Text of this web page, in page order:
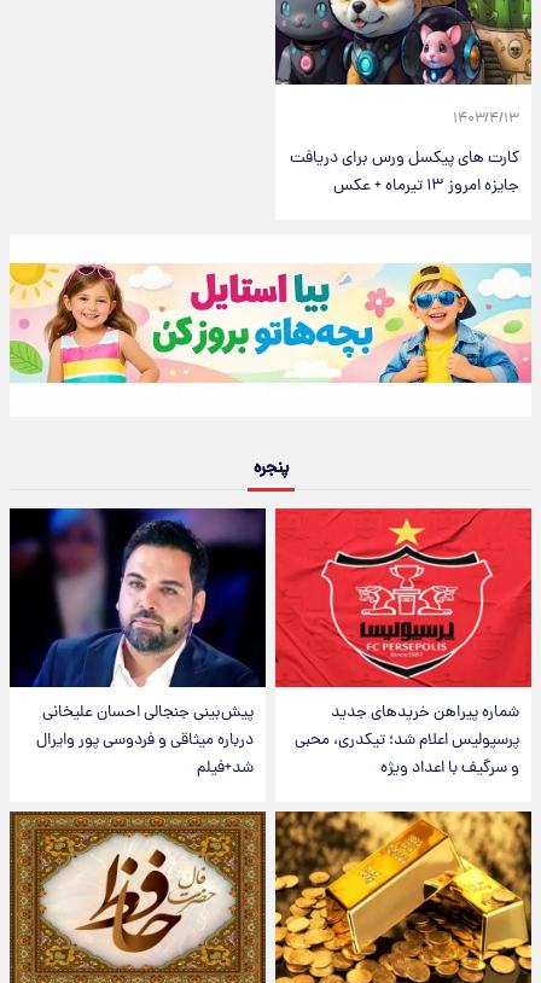
۱۴۰۳/۴/۱۳
کارت های پیکسل ورس برای دریافت
جایزه امروز ۱۳ تیرماه + عکس
پنجره
شماره پیراهن خریدهای جدید
پرسپولیس اعلام شد؛ تیکدری، محبی
و سرگیف با اعداد ویژه
پیش‌بینی جنجالی احسان علیخانی
درباره میثاقی و فردوسی پور وایرال
شد+فیلم